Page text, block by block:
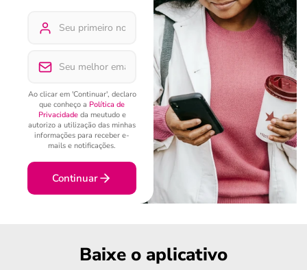
Ao clicar em 'Continuar', declaro
que conheço a Política de
Privacidadeda meutudo e
autorizo a utilização das minhas
informações para receber e-
mails e notificações.
Continuar
Baixe o aplicativo